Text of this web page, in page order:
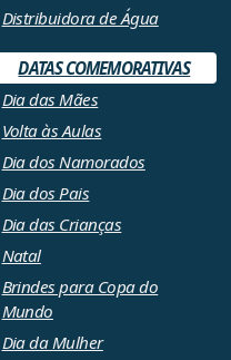
Distribuidora de Água
DATAS COMEMORATIVAS
Dia das Mães
Volta às Aulas
Dia dos Namorados
Dia dos Pais
Dia das Crianças
Natal
Brindes para Copa do
Mundo
Dia da Mulher